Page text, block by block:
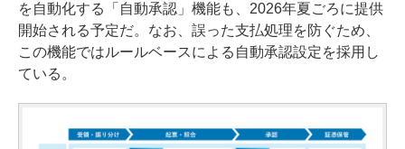
を自動化する「自動承認」機能も、2026年夏ごろに提供
開始される予定だ。なお、誤った支払処理を防ぐため、
この機能ではルールベースによる自動承認設定を採用し
ている。